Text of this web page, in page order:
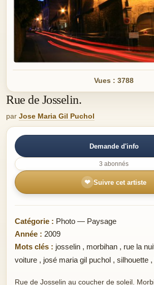
Vues : 3788
Rue de Josselin.
par Jose Maria Gil Puchol
Demande d'info
3 abonnés
❤ Suivre cet artiste
Catégorie : Photo — Paysage
Année : 2009
Mots clés : josselin , morbihan , rue la
voiture , josé maria gil puchol , silhouette ,
Rue de Josselin au coucher de soleil.